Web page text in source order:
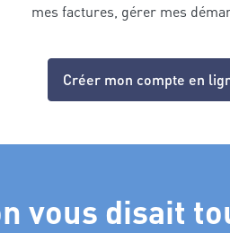
mes factures, gérer mes
Créer mon compte en
vous disait